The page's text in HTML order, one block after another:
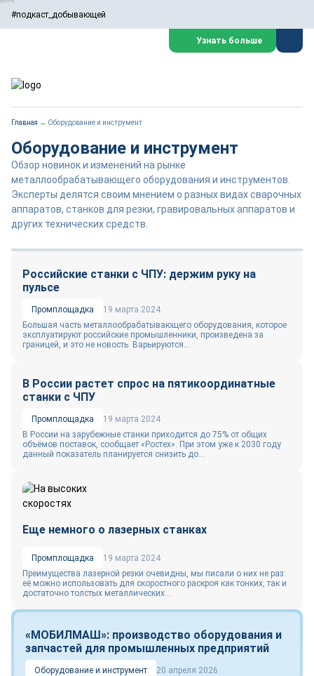
#подкаст_добывающей
Узнать больше
Главная → Оборудование и инструмент
Оборудование и инструмент
Обзор новинок и изменений на рынке
металлообрабатывающего оборудования и инструментов.
Эксперты делятся своим мнением о разных видах сварочных
аппаратов, станков для резки, гравировальных аппаратов и
других технических средств.
Российские станки с ЧПУ: держим руку на
пульсе
Промплощадка
19 марта 2024
Большая часть металлообрабатывающего оборудования, которое
эксплуатируют российские промышленники, произведена за
границей, и это не новость. Варьируются...
В России растет спрос на пятикоординатные
станки с ЧПУ
Промплощадка
19 марта 2024
В России на зарубежные станки приходится до 75% от общих
объёмов поставок, сообщает «Ростех». При этом уже к 2030 году
данный показатель планируется снизить до...
Еще немного о лазерных станках
Промплощадка
19 марта 2024
Преимущества лазерной резки очевидны, мы писали о них не раз:
её можно использовать для скоростного раскроя как тонких, так и
достаточно толстых металлических...
«МОБИЛМАШ»: производство оборудования и
запчастей для промышленных предприятий
Оборудование и инструмент
20 апреля 2026